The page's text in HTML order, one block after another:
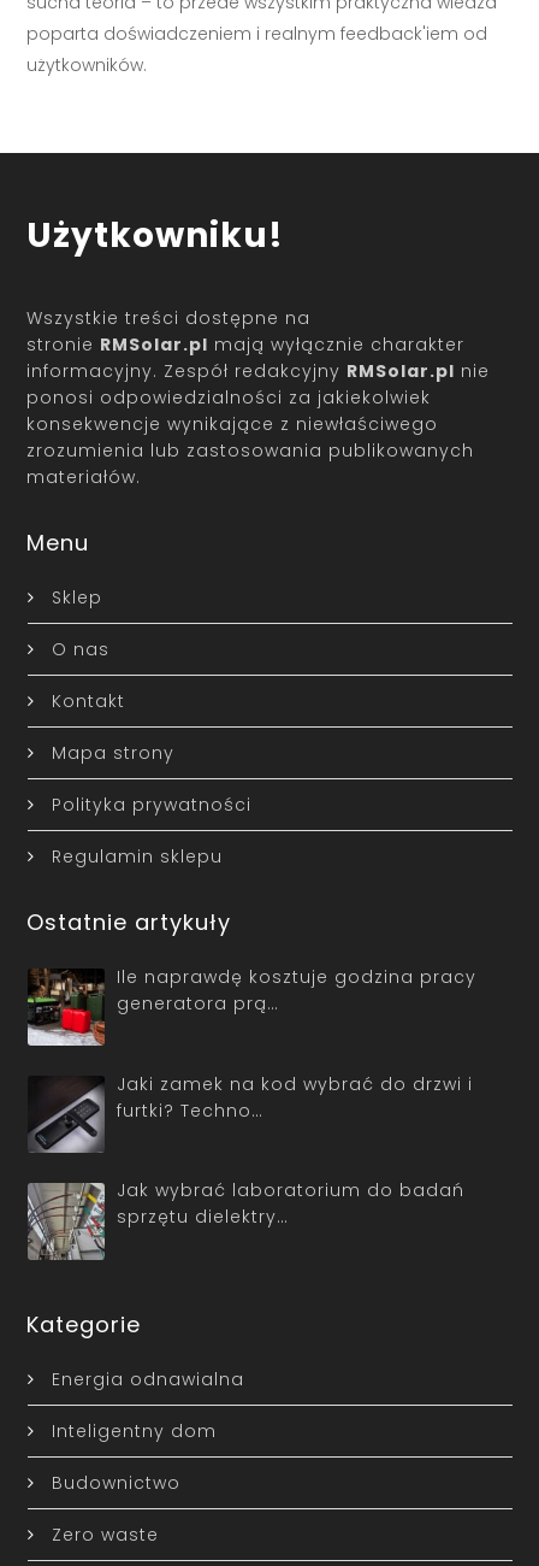
poparta doświadczeniem i realnym feedback'iem od
użytkowników.
Użytkowniku!
Wszystkie treści dostępne na
stronie RMSolar.pl mają wyłącznie charakter
informacyjny. Zespół redakcyjny RMSolar.pl nie
ponosi odpowiedzialności za jakiekolwiek
konsekwencje wynikające z niewłaściwego
zrozumienia lub zastosowania publikowanych
materiałów.
Menu
Sklep
O nas
Kontakt
Mapa strony
Polityka prywatności
Regulamin sklepu
Ostatnie artykuły
Ile naprawdę kosztuje godzina pracy
generatora prą…
Jaki zamek na kod wybrać do drzwi i
furtki? Techno…
Jak wybrać laboratorium do badań
sprzętu dielektry…
Kategorie
Energia odnawialna
Inteligentny dom
Budownictwo
Zero waste